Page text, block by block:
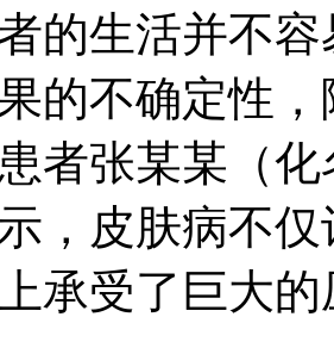
的生活并不
的不确定性
者张某某（
，皮肤病不
承受了巨大的